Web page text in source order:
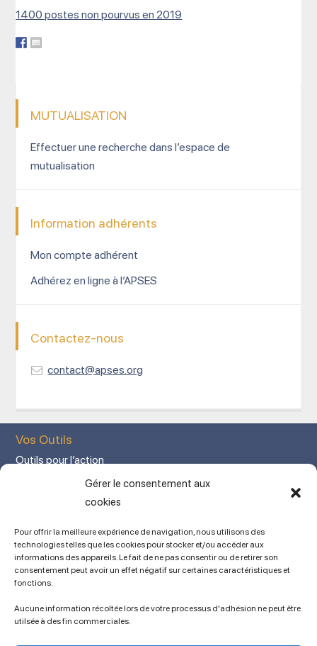
Gérer le consentement aux
cookies
Pour offrir la meilleure expérience de navigation, nous utilisons des
technologies telles que les cookies pour stocker et/ou accéder aux
informations des appareils. Le fait de ne pas consentir ou de retirer son
consentement peut avoir un effet négatif sur certaines caractéristiques et
fonctions.
Aucune information récoltée lors de votre processus d'adhésion ne peut être
utilsée à des fin commerciales.
1400 postes non pourvus en 2019
MUTUALISATION
Effectuer une recherche dans l’espace de
mutualisation
Information adhérents
Mon compte adhérent
Adhérez en ligne à l’APSES
Contactez-nous
contact@apses.org
Vos Outils
Outils pour l’action
Votre espace adhérent
Mon Compte adhérent
L’association
Mentions légales
Contact
Ancien site
lien vers SPIP